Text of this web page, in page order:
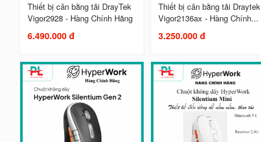
Thiết bị cân bằng tải DrayTek
Vigor2928 - Hàng Chính Hãng
6.490.000 đ
Thiết bị cân bằng tải Draytek
Vigor2136ax - Hàng Chính...
3.250.000 đ